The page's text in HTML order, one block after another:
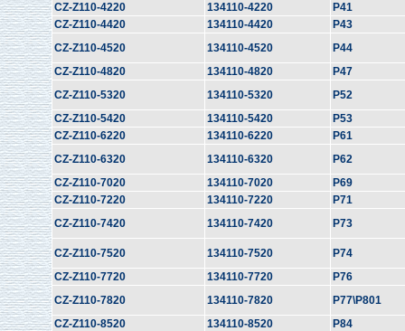
CZ-Z110-4220
134110-4220
P41
CZ-Z110-4420
134110-4420
P43
CZ-Z110-4520
134110-4520
P44
CZ-Z110-4820
134110-4820
P47
CZ-Z110-5320
134110-5320
P52
CZ-Z110-5420
134110-5420
P53
CZ-Z110-6220
134110-6220
P61
CZ-Z110-6320
134110-6320
P62
CZ-Z110-7020
134110-7020
P69
CZ-Z110-7220
134110-7220
P71
CZ-Z110-7420
134110-7420 P73
CZ-Z110-7520 134110-7520
P74
CZ-Z110-7720
134110-7720
P76
CZ-Z110-7820
134110-7820
P77\P801
CZ-Z110-8520
134110-8520
P84